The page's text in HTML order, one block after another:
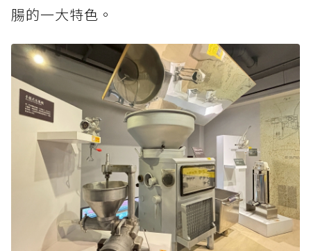
腸的一大特色。